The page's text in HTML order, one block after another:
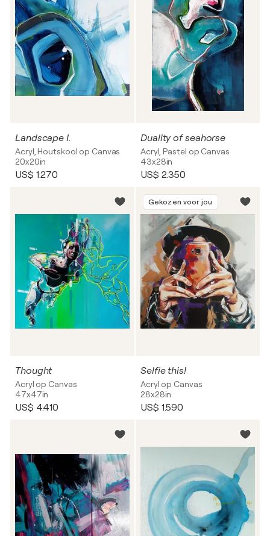
Landscape I.
Acryl, Houtskool op Canvas
20x20in
US$ 1.270
Duality of seahorse
Acryl, Pastel op Canvas
43x28in
US$ 2.350
Thought
Acryl op Canvas
47x47in
US$ 4.410
Gekozen voor jou
Selfie this!
Acryl op Canvas
28x28in
US$ 1.590